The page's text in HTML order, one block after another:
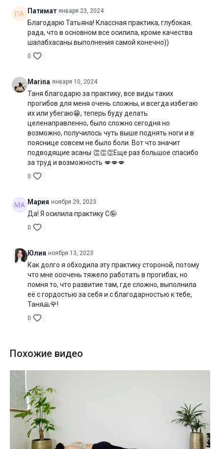
Цель: освоение и углубление позы саранчи
Специфика:стато-динамическая практика с акцентом на
укрепление мышц-разгибателей спины и мышц бёдер
Оборудование:2 блока для йоги
Продолжительность:55 мин. (включая шавасану)
Патимат января 23, 2024
Благодарю Татьяна! Классная практика, глубокая.
рада, что в основном все осилила, кроме качества
шалабхасаны выполнения самой конечно))
0
Marina января 10, 2024
Таня благодарю за практику, все виды таких
прогибов для меня очень сложны, и всегда избегаю
их или убегаю😁, теперь буду делать
целенаправленно, было сложно сегодня но
возможно, получилось чуть выше поднять ноги и в
пояснице совсем не было боли. Вот что значит
подводящие асаны 👏👏👏Еще раз большое спасибо
за труд и возможность 💋💋💋
0
Мария ноября 29, 2023
Да! Я осилила практику С🤪
0
Юлия ноября 13, 2023
Как долго я обходила эту практику стороной, потому
что мне ооочень тяжело работать в прогибах, но
помня то, что развитие там, где сложно, выполнила
её с гордостью за себя и с благодарностью к тебе,
Таня🙏🌹!
0
Похожие видео